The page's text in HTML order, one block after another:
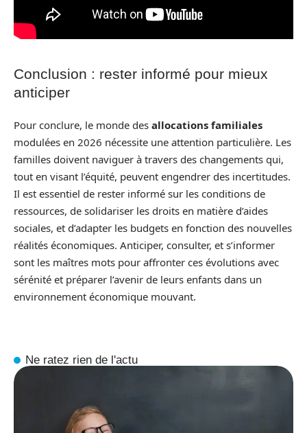
Conclusion : rester informé pour mieux
anticiper
Pour conclure, le monde des allocations familiales
modulées en 2026 nécessite une attention particulière. Les
familles doivent naviguer à travers des changements qui,
tout en visant l’équité, peuvent engendrer des incertitudes.
Il est essentiel de rester informé sur les conditions de
ressources, de solidariser les droits en matière d’aides
sociales, et d’adapter les budgets en fonction des nouvelles
réalités économiques. Anticiper, consulter, et s’informer
sont les maîtres mots pour affronter ces évolutions avec
sérénité et préparer l’avenir de leurs enfants dans un
environnement économique mouvant.
Ne ratez rien de l'actu